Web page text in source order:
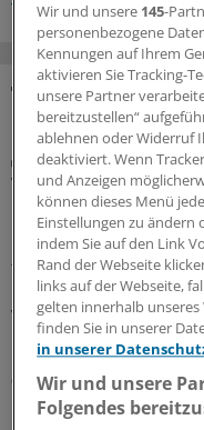
MEHR ZUM
Interview
Vegetarische und
mit
Rein pflanzliche
funktionieren, jedoch
Ein Kinder- und
Veganismus nichts für
Ernährung vorteilhaft
07.08.2026
Wir und unsere 145-
personenbezogene
Kennungen auf Ihrem
aktivieren Sie Tracking-
unsere Partner
bereitzustellen“
ablehnen oder Widerruf
deaktiviert. Wenn
und Anzeigen
können dieses Menü
Einstellungen zu ändern
indem Sie auf den Link
Rand der Webseite
links auf der Webseite,
gelten innerhalb
finden Sie in unserer
in unserer
Wir und unsere
Folgendes